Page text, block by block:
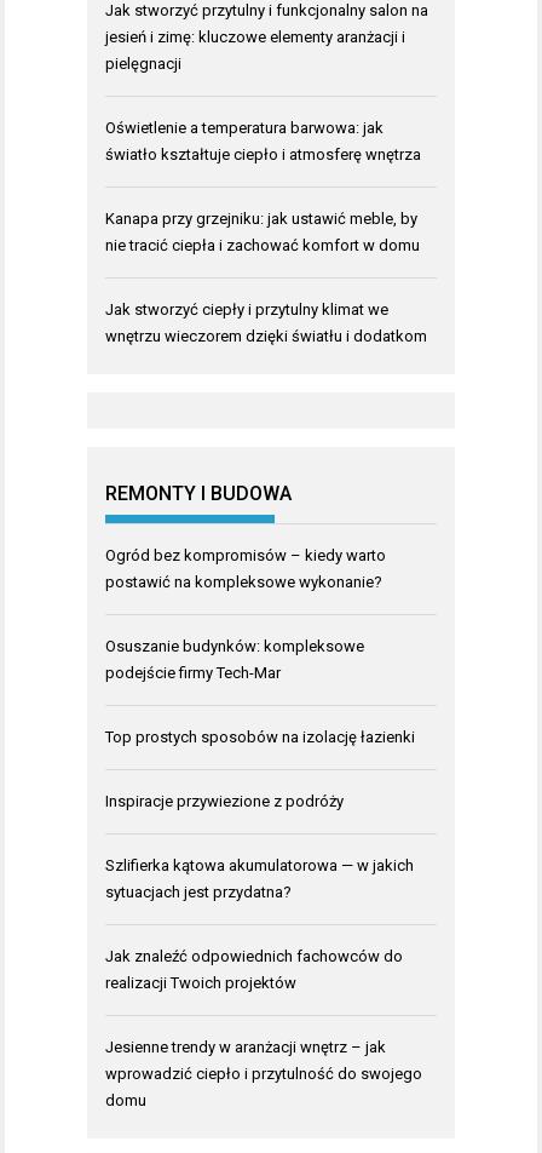
Jak stworzyć przytulny i funkcjonalny salon na
jesień i zimę: kluczowe elementy aranżacji i
pielęgnacji
Oświetlenie a temperatura barwowa: jak
światło kształtuje ciepło i atmosferę wnętrza
Kanapa przy grzejniku: jak ustawić meble, by
nie tracić ciepła i zachować komfort w domu
Jak stworzyć ciepły i przytulny klimat we
wnętrzu wieczorem dzięki światłu i dodatkom
REMONTY I BUDOWA
Ogród bez kompromisów – kiedy warto
postawić na kompleksowe wykonanie?
Osuszanie budynków: kompleksowe
podejście firmy Tech-Mar
Top prostych sposobów na izolację łazienki
Inspiracje przywiezione z podróży
Szlifierka kątowa akumulatorowa — w jakich
sytuacjach jest przydatna?
Jak znaleźć odpowiednich fachowców do
realizacji Twoich projektów
Jesienne trendy w aranżacji wnętrz – jak
wprowadzić ciepło i przytulność do swojego
domu